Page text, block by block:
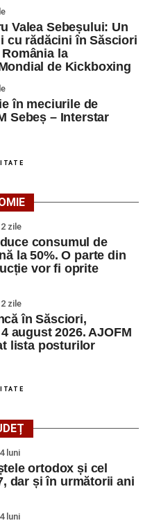
educații centrate pe
formarea caracterului
duhovnicească și
Sinaxa își propune să
motivației interioare,
metodice actuale, ci și
și reconectare la
Google News
reducă intensitatea
nopții, în contextul
Bolojan
Râpa Roșie găzduiește
la Sebeș
Twitter/X Email
Valea Sebeșului: Un
cu rădăcini în Săsciori
la
de Kickboxing
în meciurile de
Sebeș – Interstar
zile
consumul de
la 50%. O parte din
vor fi oprite
zile
în Săsciori,
august 2026. AJOFM
lista posturilor
luni
ortodox și cel
dar și în următorii ani
luni